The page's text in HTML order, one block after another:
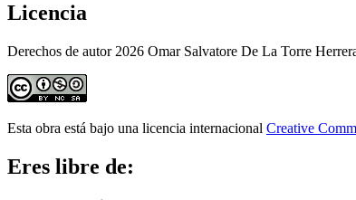
Licencia
Derechos de autor 2026 Omar Salvatore De La Torre
Esta obra está bajo una licencia internacional Creative
Eres libre de: